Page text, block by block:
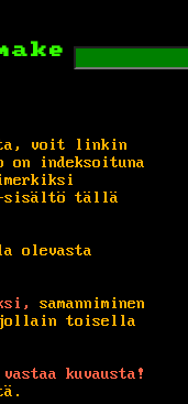
voit linkin
indeksoituna
-sisältö tällä
olevasta
samanniminen
jollain toisella
kuvausta!